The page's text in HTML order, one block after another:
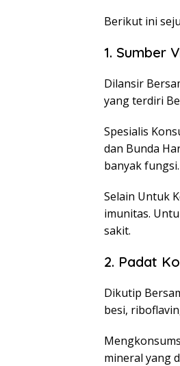
Berikut ini
1. Sumber
Dilansir
yang terdiri
Spesialis
dan Bunda
banyak fungsi.
Selain Untuk
imunitas.
sakit.
2. Padat
Dikutip
besi,
mineral yang